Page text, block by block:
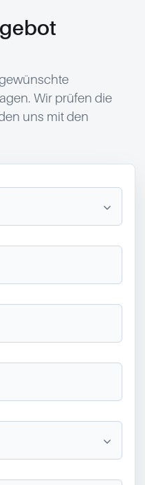
Wir prüfen die
uns mit den